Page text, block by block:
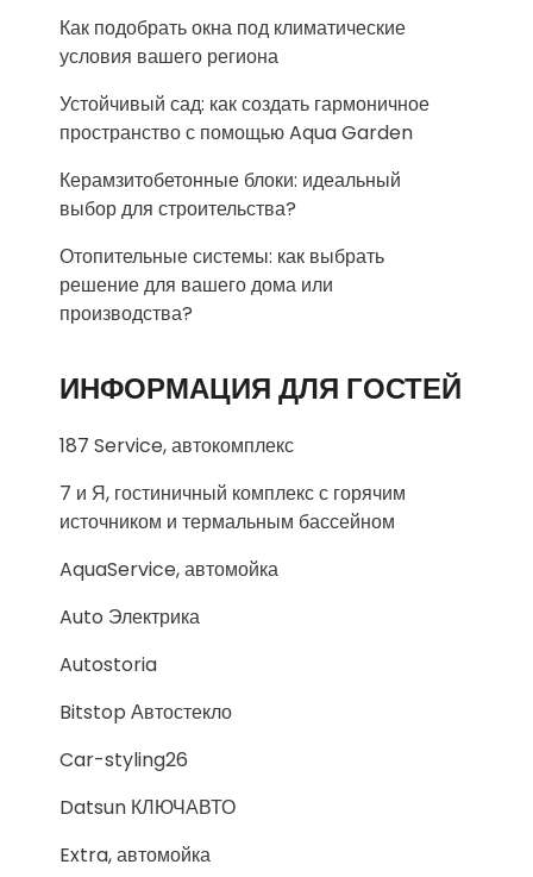
Как подобрать окна под климатические
условия вашего региона
Устойчивый сад: как создать гармоничное
пространство с помощью Aqua Garden
Керамзитобетонные блоки: идеальный
выбор для строительства?
Отопительные системы: как выбрать
решение для вашего дома или
производства?
ИНФОРМАЦИЯ ДЛЯ ГОСТЕЙ
187 Service, автокомплекс
7 и Я, гостиничный комплекс с горячим
источником и термальным бассейном
AquaService, автомойка
Auto Электрика
Autostoria
Bitstop Автостекло
Car-styling26
Datsun КЛЮЧАВТО
Extra, автомойка